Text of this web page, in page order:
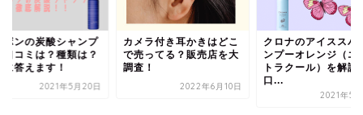
ボンの炭酸シャンプ
口コミは？種類は？
に答えます！
2021年5月20日
カメラ付き耳かきはどこ
で売ってる？販売店を大
調査！
2022年6月10日
クロナのアイススパ
ンプーオレンジ（エ
トラクール）を解説
口...
2021年5